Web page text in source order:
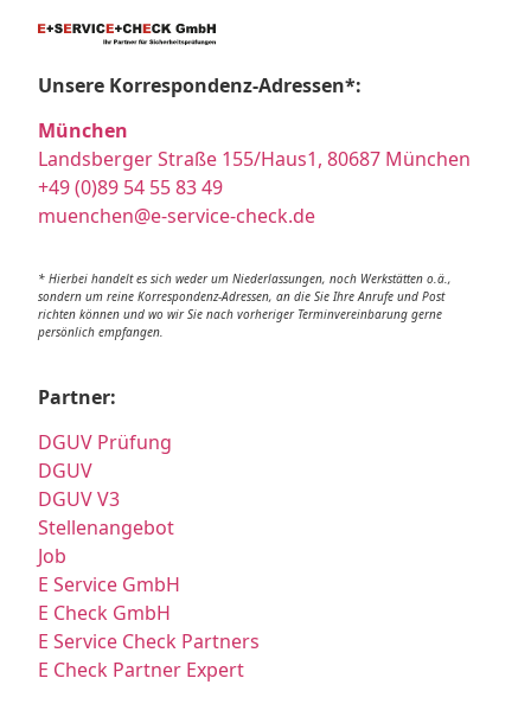
Unsere Korrespondenz-Adressen*:
München
Landsberger Straße 155/Haus1, 80687 München
+49 (0)89 54 55 83 49
muenchen@e-service-check.de
* Hierbei handelt es sich weder um Niederlassungen, noch Werkstätten o.ä.,
sondern um reine Korrespondenz-Adressen, an die Sie Ihre Anrufe und Post
richten können und wo wir Sie nach vorheriger Terminvereinbarung gerne
persönlich empfangen.
Partner:
DGUV Prüfung
DGUV
DGUV V3
Stellenangebot
Job
E Service GmbH
E Check GmbH
E Service Check Partners
E Check Partner Expert